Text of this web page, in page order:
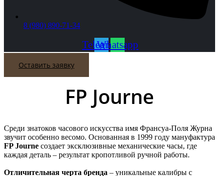
8 (980) 890-71-34
Telegram
Whatsapp
Оставить заявку
FP Journe
Среди знатоков часового искусства имя Франсуа-Поля Журна
звучит особенно весомо. Основанная в 1999 году мануфактура
FP Journe создает эксклюзивные механические часы, где
каждая деталь – результат кропотливой ручной работы.
Отличительная черта бренда – уникальные калибры с